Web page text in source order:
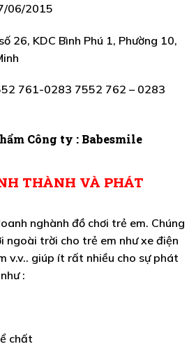
06/2015
26, KDC Bình Phú 1, Phường 10,
761-0283 7552 762 – 0283
Công ty : Babesmile
THÀNH VÀ PHÁT
nghành đồ chơi trẻ em. Chúng
ngoài trời cho trẻ em như xe điện
v.v.. giúp ít rất nhiều cho sự phát
:
chất